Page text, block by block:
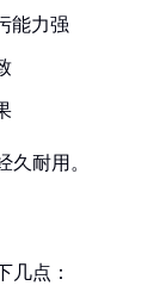
能力强
久耐用。
几点：